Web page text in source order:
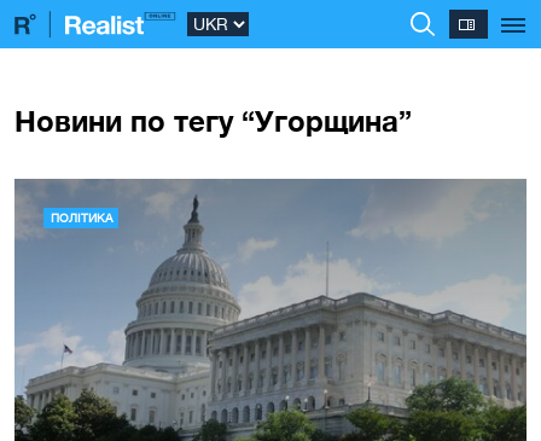
Новини по тегу “Угорщина”
ПОЛІТИКА